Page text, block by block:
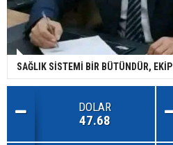
SAĞLIK SİSTEMİ BİR BÜTÜNDÜR,
DOLAR
47.68